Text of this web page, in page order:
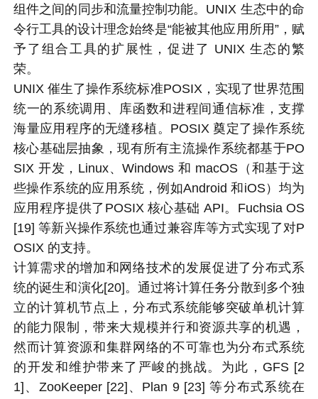
组件之间的同步和流量控制功能。UNIX 生态中的命
令行工具的设计理念始终是“能被其他应用所用”，赋
予了组合工具的扩展性，促进了 UNIX 生态的繁
荣。
UNIX 催生了操作系统标准POSIX，实现了世界范围
统一的系统调用、库函数和进程间通信标准，支撑
海量应用程序的无缝移植。POSIX 奠定了操作系统
核心基础层抽象，现有所有主流操作系统都基于PO
SIX 开发，Linux、Windows 和 macOS（和基于这
些操作系统的应用系统，例如Android 和iOS）均为
应用程序提供了POSIX 核心基础 API。Fuchsia OS
[19] 等新兴操作系统也通过兼容库等方式实现了对P
OSIX 的支持。
计算需求的增加和网络技术的发展促进了分布式系
统的诞生和演化[20]。通过将计算任务分散到多个独
立的计算机节点上，分布式系统能够突破单机计算
的能力限制，带来大规模并行和资源共享的机遇，
然而计算资源和集群网络的不可靠也为分布式系统
的开发和维护带来了严峻的挑战。为此，GFS [2
1]、ZooKeeper [22]、Plan 9 [23] 等分布式系统在